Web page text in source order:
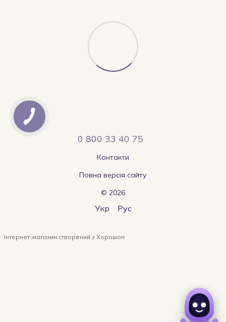
0 800 33 40 75
Контакти
Повна версія сайту
© 2026
Укр Рус
Інтернет-магазин створений з Хорошоп